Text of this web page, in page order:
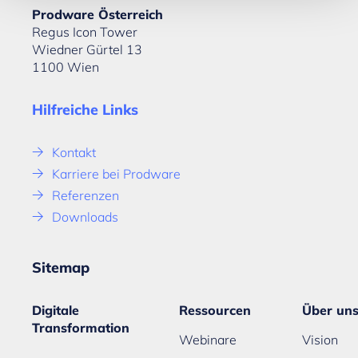
Prodware Österreich
Regus Icon Tower
Wiedner Gürtel 13
1100 Wien
Hilfreiche Links
Kontakt
Karriere bei Prodware
Referenzen
Downloads
Sitemap
Digitale
Transformation
Ressourcen
Webinare
Über uns
Vision